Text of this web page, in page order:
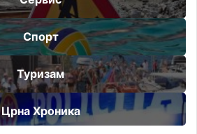
Спорт
Туризам
Црна Хроника